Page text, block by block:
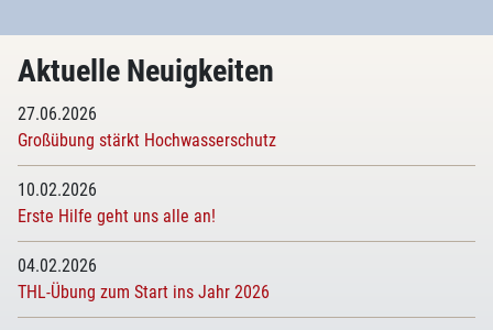
Aktuelle Neuigkeiten
27.06.2026
Großübung stärkt Hochwasserschutz
10.02.2026
Erste Hilfe geht uns alle an!
04.02.2026
THL-Übung zum Start ins Jahr 2026